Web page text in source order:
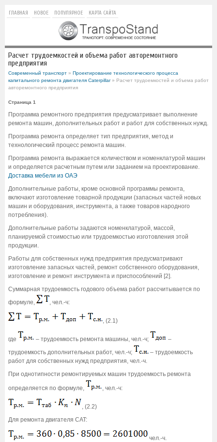
ГЛАВНАЯ НОВОЕ ПОПУЛЯРНОЕ КАРТА САЙТА
Расчет трудоемкостей и объема работ авторемонтного
предприятия
Современный транспорт » Проектирование технологического процесса
капитального ремонта двигателя Caterpillar» Расчет трудоемкостей и объема работ
авторемонтного предприятия
Страница 1
Программа ремонтного предприятия предусматривает выполнение
ремонта машин, дополнительных работ и работ для собственных нужд.
Программа ремонта определяет тип предприятия, метод и
технологический процесс ремонта машин.
Программа ремонта выражается количеством и номенклатурой машин
и определяется расчетным путем или заданием на проектирование.
Доставка мебели из ОАЭ
Дополнительные работы, кроме основной программы ремонта,
включают изготовление товарной продукции (запасных частей новых
машин и оборудования, инструмента, а также товаров народного
потребления).
Дополнительные работы задаются номенклатурой, массой,
планируемой стоимостью или трудоемкостью изготовления этой
продукции.
Работы для собственных нужд предприятия предусматривают
изготовление запасных частей, ремонт собственного оборудования,
изготовление и ремонт инструмента и приспособлений [2].
Суммарная трудоемкость годового объема работ рассчитывается по
формуле,
, чел.-ч:
, (2.1)
где – трудоемкость ремонта машины, чел.-ч;
–
трудоемкость дополнительных работ, чел.-ч;
– трудоемкость
работ для собственных нужд предприятия, чел.-ч.
При однотипности ремонтируемых машин трудоемкость ремонта
определяется по формуле, , чел.-ч:
, (2.2)
Для ремонта двигателя CAT:
чел.-ч.